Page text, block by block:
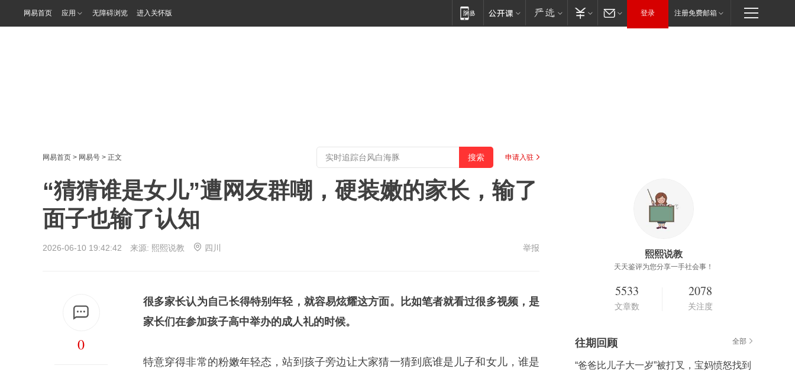
网易首页 应用 无障碍浏览 进入关怀版 登录 注册免费邮箱
网易首页 > 网易号 > 正文 申请入驻
“猜猜谁是女儿”遭网友群嘲，硬装嫩的家长，输了
面子也输了认知
2026-06-10 19:42:42 来源: 熙熙说教 四川 举报
0
很多家长认为自己长得特别年轻，就容易炫耀这方面。比如笔者就看过很多视频，是
家长们在参加孩子高中举办的成人礼的时候。
特意穿得非常的粉嫩年轻态，站到孩子旁边让大家猜一猜到底谁是儿子和女儿，谁是
熙熙说教
天天鉴评为您分享一手社会事！
5533
文章数
2078
关注度
往期回顾 全部
“爸爸比儿子大一岁”被打叉，宝妈愤怒找到